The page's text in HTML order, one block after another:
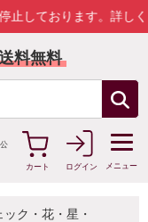
ります。詳しくはこちら
料無料
カート
ログイン メニュー
ク・花・星・